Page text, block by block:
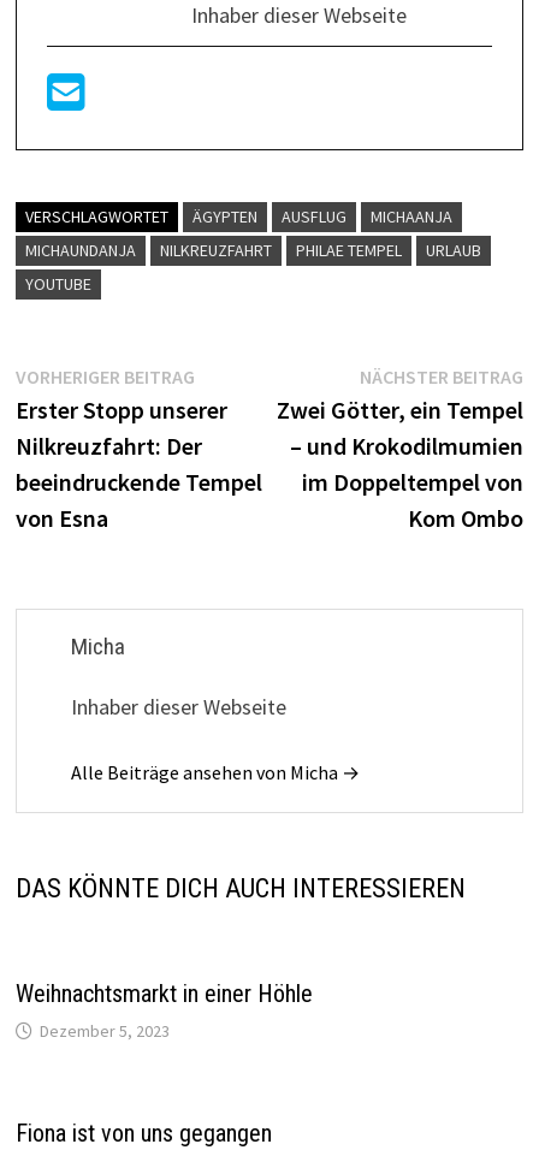
Inhaber dieser Webseite
VERSCHLAGWORTET ÄGYPTEN AUSFLUG
MICHAANJA
MICHAUNDANJA
NILKREUZFAHRT PHILAE TEMPEL
URLAUB
YOUTUBE
VORHERIGER BEITRAG
Erster Stopp unserer
Nilkreuzfahrt: Der
beeindruckende Tempel
von Esna
NÄCHSTER BEITRAG
Zwei Götter, ein Tempel
– und Krokodilmumien
im Doppeltempel von
Kom Ombo
Micha
Inhaber dieser Webseite
Alle Beiträge ansehen von Micha →
DAS KÖNNTE DICH AUCH INTERESSIEREN
Weihnachtsmarkt in einer Höhle
Dezember 5, 2023
Fiona ist von uns gegangen